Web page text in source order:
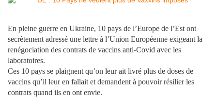
En pleine guerre en Ukraine, 10 pays de l’Europe de l’Est ont
secrètement adressé une lettre à l’Union Européenne exigeant la
renégociation des contrats de vaccins anti-Covid avec les
laboratoires.
Ces 10 pays se plaignent qu’on leur ait livré plus de doses de
vaccins qu’il leur en fallait et demandent à pouvoir résilier les
contrats quand ils en ont envie.